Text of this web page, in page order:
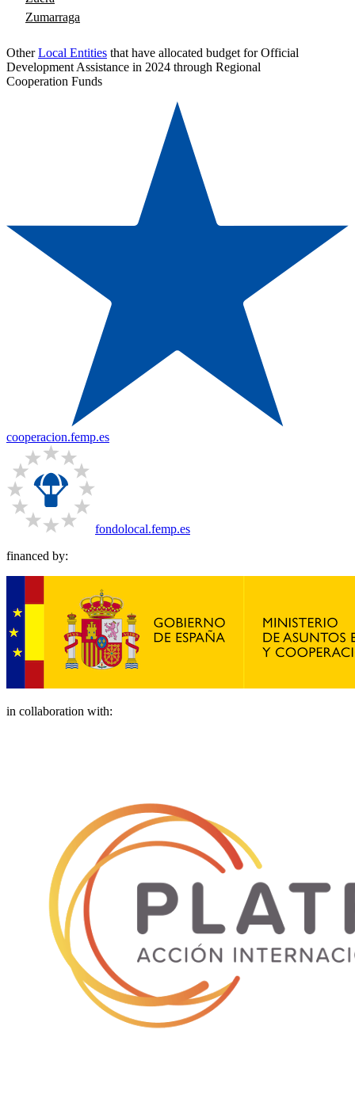
Zumarraga
OtherLocal Entities that have allocated budget for Official
Development Assistance in 2024 through Regional
Cooperation Funds
cooperacion.femp.es
fondolocal.femp.es
financed by:
in collaboration with: